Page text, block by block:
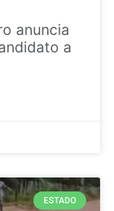
anuncia
a
ESTADO